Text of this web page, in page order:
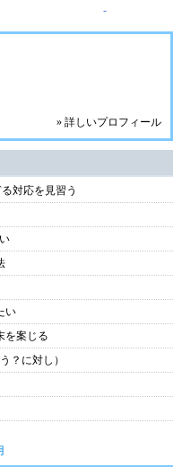
-
» 詳しいプロフィール
対応を見習う
い
を案じる
？に対し）